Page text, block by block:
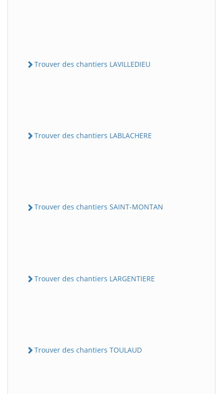
Trouver des chantiers LAVILLEDIEU
Trouver des chantiers LABLACHERE
Trouver des chantiers SAINT-MONTAN
Trouver des chantiers LARGENTIERE
Trouver des chantiers TOULAUD